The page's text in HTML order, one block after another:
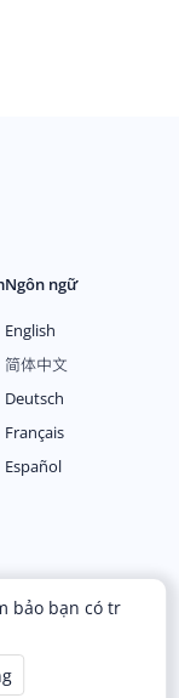
Ngôn ngữ
English
简体中文
Deutsch
Français
Español
bảo bạn có tr